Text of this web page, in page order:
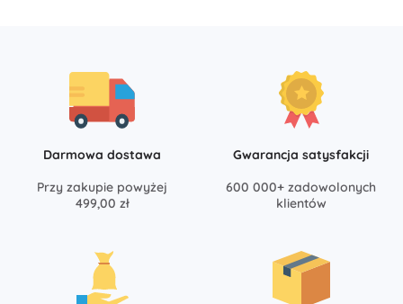
Darmowa dostawa
Przy zakupie powyżej
499,00 zł
Gwarancja satysfakcji
600 000+ zadowolonych
klientów